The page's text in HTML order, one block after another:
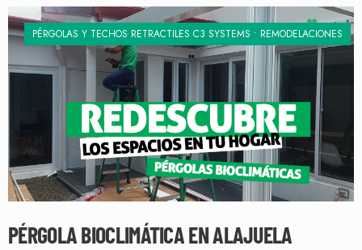
PÉRGOLAS Y TECHOS RETRACTILES C3 SYSTEMS • REMODELACIONES
PÉRGOLA BIOCLIMÁTICA EN ALAJUELA